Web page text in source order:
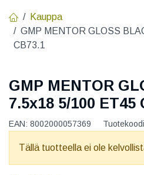
Kauppa
GMP MENTOR GLOSS
CB73.1
GMP MENTOR
7.5x18 5/100 ET45
EAN: 8002000057369
Tällä tuotteella ei ole